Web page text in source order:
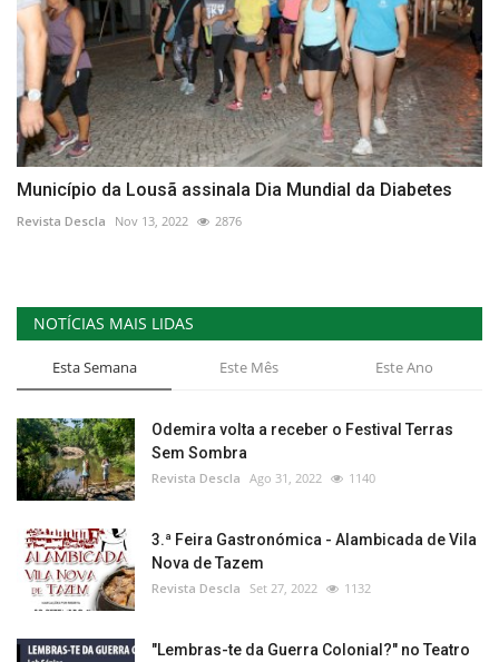
Município da Lousã assinala Dia Mundial da Diabetes
Revista Descla Nov 13, 2022 2876
NOTÍCIAS MAIS LIDAS
Esta Semana Este Mês Este Ano
Odemira volta a receber o Festival Terras
Sem Sombra
Revista Descla Ago 31, 2022 1140
3.ª Feira Gastronómica - Alambicada de Vila
Nova de Tazem
Revista Descla Set 27, 2022 1132
"Lembras-te da Guerra Colonial?" no Teatro